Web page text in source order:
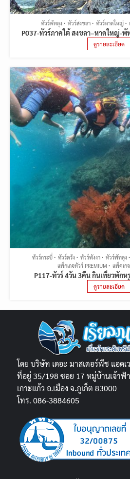
ทัวร์พัทลุง ทัวร์สงขลา ทัวร์หาดใหญ่
P037-ทัวร์ภาคใต้ สงขลา–หาดใหญ่-พั
ดูรายละเอียด
ทัวร์กระบี่ ทัวร์ตรัง ทัวร์พังงา ทัวร์พัทลุง
แพ็กเกจทัวร์ PREMIUM
แพ็คเก
P117-ทัวร์ 4วัน 3คืน กินเที่ยวพักห
ดูรายละเอียด
โดย บริษัท เดอะ มาสเตอร์พีช แอดเ
ที่อยู่ 35/198 ซอย 17 หมู่บ้านเจ้าฟ้
เกาะแก้ว อ.เมือง จ.ภูเก็ต 83000
โทร. 086-3884605